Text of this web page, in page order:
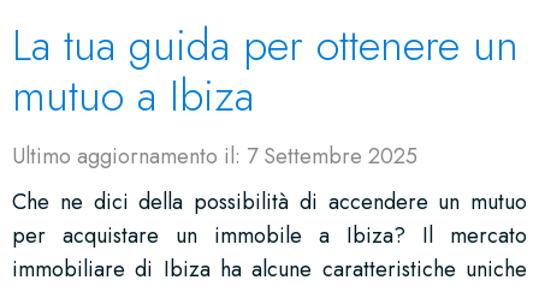
La tua guida per ottenere un
mutuo a Ibiza
Ultimo aggiornamento il: 7 Settembre 2025
Che ne dici della possibilità di accendere un mutuo
per acquistare un immobile a Ibiza? Il mercato
immobiliare di Ibiza ha alcune caratteristiche uniche